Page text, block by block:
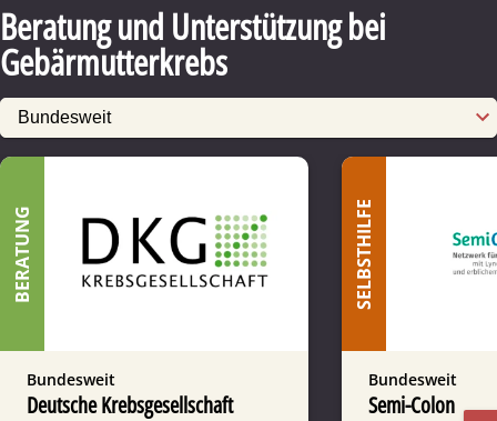
Beratung und Unterstützung bei
Gebärmutterkrebs
BERATUNG
Bundesweit
Deutsche Krebsgesellschaft
SELBSTHILFE
Bundesweit
Semi-Colon